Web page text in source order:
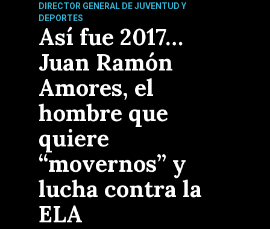
DIRECTOR GENERAL DE JUVENTUD Y
DEPORTES
Así fue 2017…
Juan Ramón
Amores, el
hombre que
quiere
“movernos” y
lucha contra la
ELA